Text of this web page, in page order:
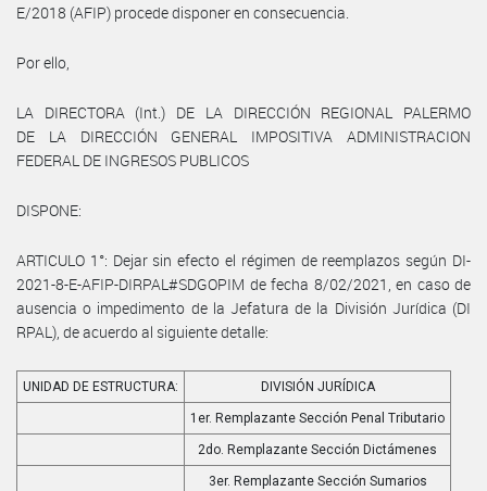
E/2018 (AFIP) procede disponer en consecuencia.
Por ello,
LA DIRECTORA (Int.) DE LA DIRECCIÓN REGIONAL PALERMO
DE LA DIRECCIÓN GENERAL IMPOSITIVA ADMINISTRACION
FEDERAL DE INGRESOS PUBLICOS
DISPONE:
ARTICULO 1°: Dejar sin efecto el régimen de reemplazos según DI-
2021-8-E-AFIP-DIRPAL#SDGOPIM de fecha 8/02/2021, en caso de
ausencia o impedimento de la Jefatura de la División Jurídica (DI
RPAL), de acuerdo al siguiente detalle:
UNIDAD DE ESTRUCTURA: DIVISIÓN JURÍDICA
1er. Remplazante Sección Penal Tributario
2do. Remplazante Sección Dictámenes
3er. Remplazante Sección Sumarios